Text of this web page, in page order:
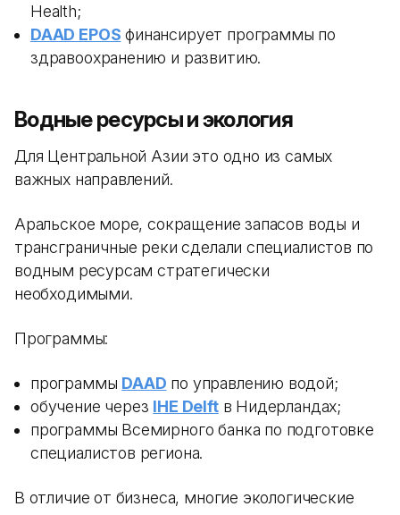
Health;
DAAD EPOS финансирует программы по
здравоохранению и развитию.
Водные ресурсы и экология
Для Центральной Азии это одно из самых
важных направлений.
Аральское море, сокращение запасов воды и
трансграничные реки сделали специалистов по
водным ресурсам стратегически
необходимыми.
Программы:
программы DAAD по управлению водой;
обучение через IHE Delftв Нидерландах;
программы Всемирного банка по подготовке
специалистов региона.
В отличие от бизнеса, многие экологические